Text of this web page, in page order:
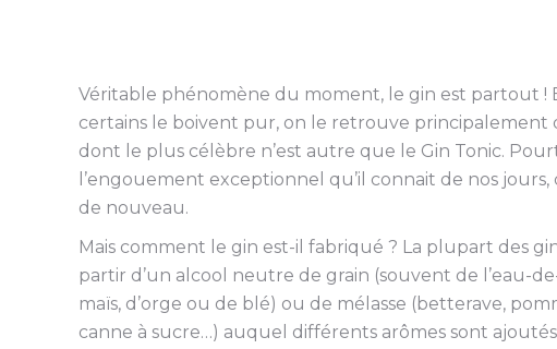
Véritable phénomène du moment, le gin est partout !
certains le boivent pur, on le retrouve principalement
dont le plus célèbre n’est autre que le Gin Tonic.
l’engouement exceptionnel qu’il connait de nos jours,
de nouveau.
Mais comment le gin est-il fabriqué ? La plupart des
partir d’un alcool neutre de grain (souvent de l’eau-
maïs, d’orge ou de blé) ou de mélasse (betterave,
canne à sucre…) auquel différents arômes sont